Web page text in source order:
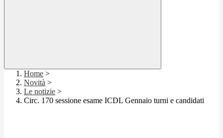
Home >
Novità >
Le notizie >
Circ. 170 sessione esame ICDL Gennaio turni e candidati